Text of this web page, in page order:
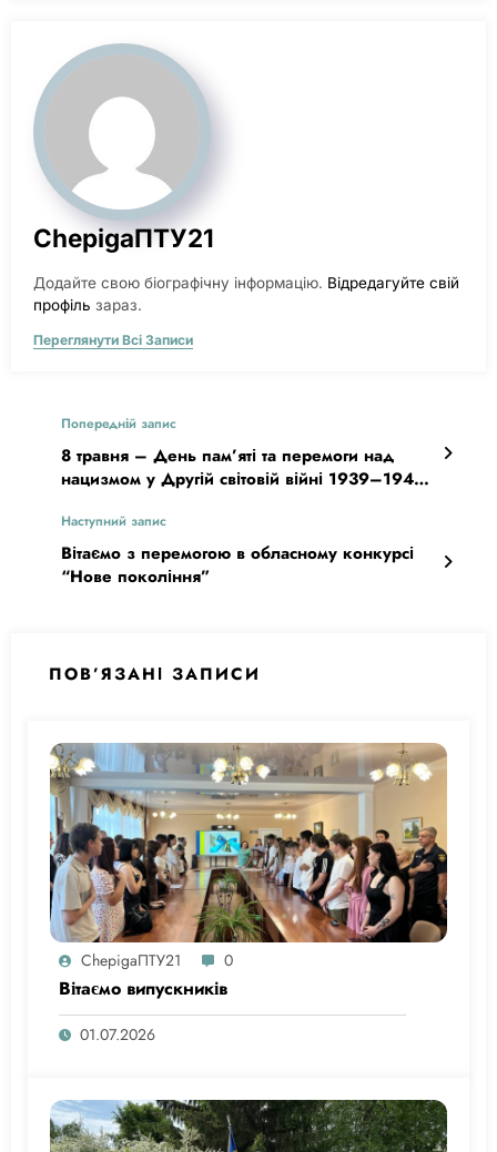
ChepigaПТУ21
Додайте свою біографічну інформацію. Відредагуйте свій
профіль зараз.
Переглянути Всі Записи
Попередній запис
8 травня – День пам’яті та перемоги над
нацизмом у Другій світовій війні 1939–1945
Наступний запис
Вітаємо з перемогою в обласному конкурсі
“Нове покоління”
ПОВ’ЯЗАНІ ЗАПИСИ
ChepigaПТУ21 0
Вітаємо випускників
01.07.2026